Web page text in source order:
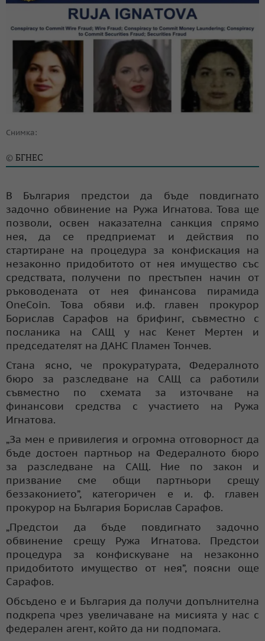
Снимка:
© БГНЕС
В България предстои да бъде повдигнато
задочно обвинение на Ружа Игнатова. Това ще
позволи, освен наказателна санкция спрямо
нея, да се предприемат и действия по
стартиране на процедура за конфискация на
незаконно придобитото от нея имущество със
средствата, получени по престъпен начин от
ръководената от нея финансова пирамида
OneCoin. Това обяви и.ф. главен прокурор
Борислав Сарафов на брифинг, съвместно с
посланика на САЩ у нас Кенет Мертен и
председателят на ДАНС Пламен Тончев.
Стана ясно, че прокуратурата, Федералното
бюро за разследване на САЩ са работили
съвместно по схемата за източване на
финансови средства с участието на Ружа
Игнатова.
„За мен е привилегия и огромна отговорност да
бъде достоен партньор на Федералното бюро
за разследване на САЩ. Ние по закон и
призвание сме общи партньори срещу
беззаконието”, категоричен е и. ф. главен
прокурор на България Борислав Сарафов.
„Предстои да бъде повдигнато задочно
обвинение срещу Ружа Игнатова. Предстои
процедура за конфискуване на незаконно
придобитото имущество от нея”, поясни още
Сарафов.
Обсъдено е и България да получи допълнителна
подкрепа чрез увеличаване на мисията у нас с
федерален агент, който да ни подпомага.